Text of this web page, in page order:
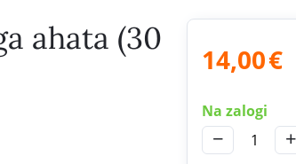
ahata (30
14,00€
Na zalogi
+
−